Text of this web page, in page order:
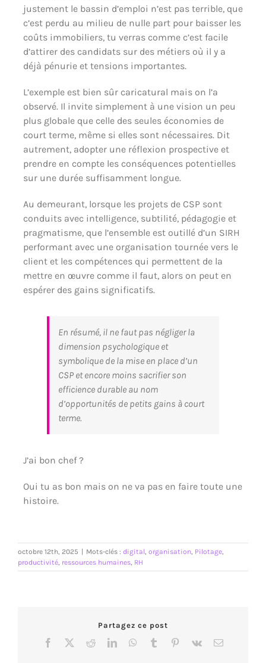
justement le bassin d’emploi n’est pas terrible, que
c’est perdu au milieu de nulle part pour baisser les
coûts immobiliers, tu verras comme c’est facile
d’attirer des candidats sur des métiers où il y a
déjà pénurie et tensions importantes.
L’exemple est bien sûr caricatural mais on l’a
observé. Il invite simplement à une vision un peu
plus globale que celle des seules économies de
court terme, même si elles sont nécessaires. Dit
autrement, adopter une réflexion prospective et
prendre en compte les conséquences potentielles
sur une durée suffisamment longue.
Au demeurant, lorsque les projets de CSP sont
conduits avec intelligence, subtilité, pédagogie et
pragmatisme, que l’ensemble est outillé d’un SIRH
performant avec une organisation tournée vers le
client et les compétences qui permettent de la
mettre en œuvre comme il faut, alors on peut en
espérer des gains significatifs.
En résumé, il ne faut pas négliger la
dimension psychologique et
symbolique de la mise en place d’un
CSP et encore moins sacrifier son
efficience durable au nom
d’opportunités de petits gains à court
terme.
J’ai bon chef ?
Oui tu as bon mais on ne va pas en faire toute une
histoire.
octobre 12th, 2025 Mots-clés : digital, organisation, Pilotage,
productivité, ressources humaines, RH
Partagez ce post
Facebook RedditLinkedInWhatsApp
Tumblr Pinterest
Vk Email